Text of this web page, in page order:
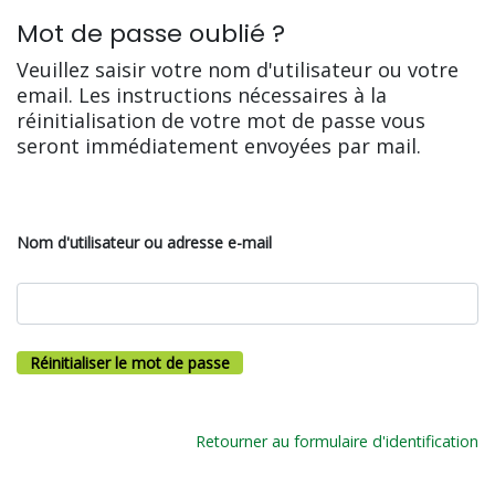
Mot de passe oublié ?
Veuillez saisir votre nom d'utilisateur ou votre
email. Les instructions nécessaires à la
réinitialisation de votre mot de passe vous
seront immédiatement envoyées par mail.
Nom d'utilisateur ou adresse e-mail
Retourner au formulaire d'identification